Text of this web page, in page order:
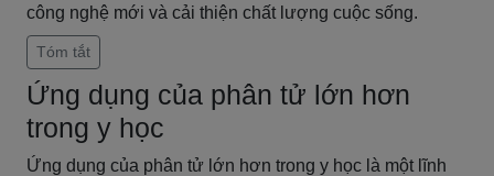
công nghệ mới và cải thiện chất lượng cuộc sống.
Tóm tắt
Ứng dụng của phân tử lớn hơn
trong y học
Ứng dụng của phân tử lớn hơn trong y học là một lĩnh